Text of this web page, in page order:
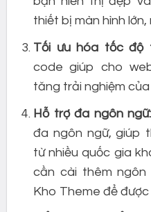
thiết bị màn hình lớn,
Tối ưu hóa tốc độ
code giúp cho
tăng trải nghiệm của
Hỗ trợ đa ngôn ngữ:
đa ngôn ngữ, giúp
từ nhiều quốc gia
cần cài thêm ngôn
Kho Theme để được